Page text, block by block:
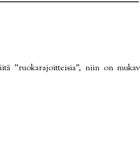
"ruokarajoitteisia", niin on